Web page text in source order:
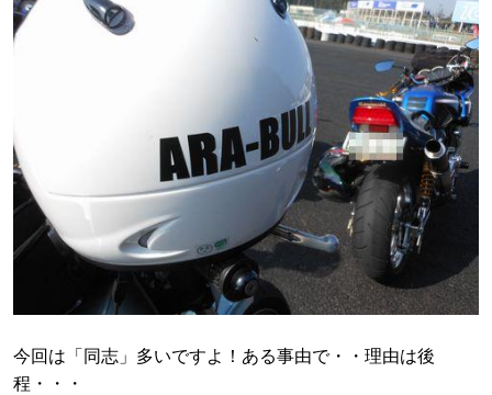
今回は「同志」多いですよ！ある事由で・・理由は後
程・・・